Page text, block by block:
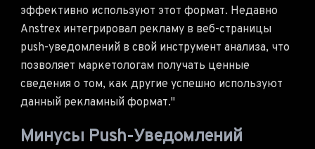
эффективно используют этот формат. Недавно
Anstrex интегрировал рекламу в веб-страницы
push-уведомлений в свой инструмент анализа, что
позволяет маркетологам получать ценные
сведения о том, как другие успешно используют
данный рекламный формат."
Минусы Push-Уведомлений